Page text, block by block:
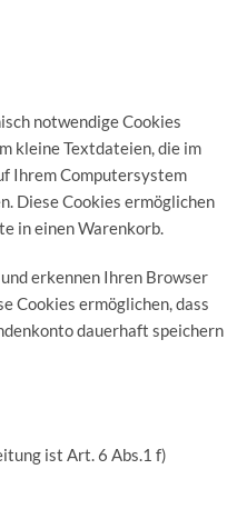
notwendige Cookies
kleine Textdateien, die im
Ihrem Computersystem
Diese Cookies ermöglichen
in einen Warenkorb.
erkennen Ihren Browser
Cookies ermöglichen, dass
dauerhaft speichern
ist Art. 6 Abs.1 f)